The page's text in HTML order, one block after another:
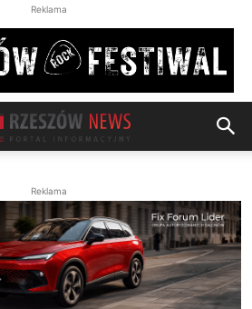
Reklama
Reklama